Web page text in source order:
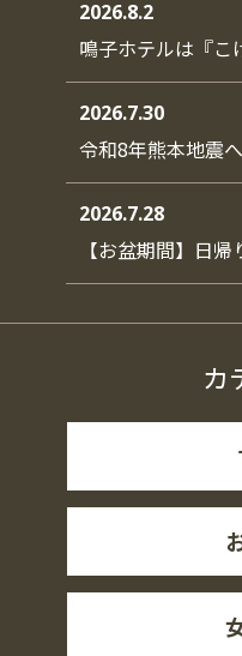
2026.8.2
鳴子ホテルは『
2026.7.30
令和8年熊本地震
2026.7.28
【お盆期間】日
カ